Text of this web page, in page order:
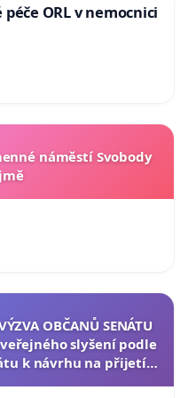
ORL v nemocnici
náměstí Svobody
OBČANŮ SENÁTU
veřejného slyšení podle
k návrhu na přijetí